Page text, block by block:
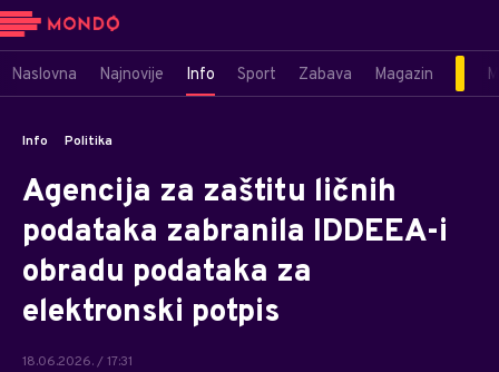
Naslovna Najnovije Info Sport Zabava Magazin
Info Politika
Agencija za zaštitu ličnih
podataka zabranila IDDEEA-i
obradu podataka za
elektronski potpis
18.06.2026. / 17:31